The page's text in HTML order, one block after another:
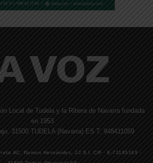
Local de Tudela y la Ribera de Navarra fundada
en 1953
31500 TUDELA (Navarra) ES T. 948411059
AC, Ramos Hernández, JJ S.I. CIF · E-71185169 ·